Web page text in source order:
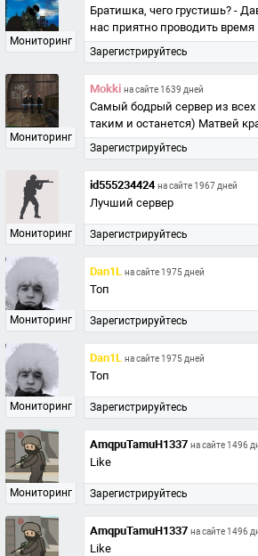
Мониторинг
Братишка, чего грустишь? -
нас приятно проводить время
Зарегистрируйтесь
Мониторинг
Mokki на сайте 1639 дней
Самый бодрый сервер из
таким и останется) Матвей
Зарегистрируйтесь
Мониторинг
id555234424 на сайте 1967 дней
Лучший сервер
Зарегистрируйтесь
Мониторинг
Dan1L на сайте 1975 дней
Топ
Зарегистрируйтесь
Мониторинг
Dan1L на сайте 1975 дней
Топ
Зарегистрируйтесь
Мониторинг
AmqpuTamuH1337 на сайте 1496
Like
Зарегистрируйтесь
AmqpuTamuH1337 на сайте 1496
Like